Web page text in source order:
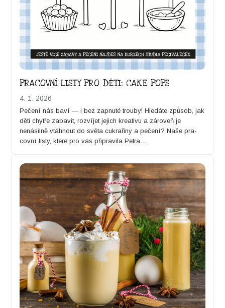
PRACOVNÍ LISTY PRO DĚTI: CAKE POPS
4. 1. 2026
Pečení nás baví — i bez zap­nuté trou­by! Hledáte způ­sob, jak
děti chytře zabav­it, rozví­jet jejich kreativu a zároveň je
nenásil­ně vtáh­nout do svě­ta cukrařiny a pečení? Naše pra­
cov­ní listy, které pro vás připrav­i­la Petra…